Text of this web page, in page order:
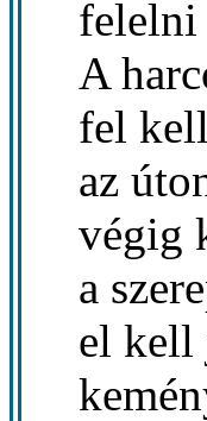
A
fel
az
végig
a
el kell